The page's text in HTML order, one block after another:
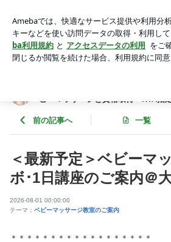
格、撮影付ベビーマッサージ | 大阪堺
マ友もできるベビーマッサージと資
ngel Touch
アプリをダウンロードして ブログの更新通知
ょう。
ビーマッサージと資格取得 RTA
前の記事へ 一覧
＜最新予定＞ベビーマ
ボ･1日講座のご案内＠
2026-08-01 00:00:00
テーマ： ベビーマッサージ教室のご案内
＊＊＊＊＊＊＊＊＊＊＊＊＊＊＊＊＊＊